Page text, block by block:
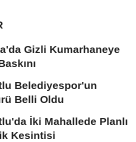
Gizli Kumarhaneye
Belediyespor'un
Belli Oldu
İki Mahallede Planlı
Kesintisi